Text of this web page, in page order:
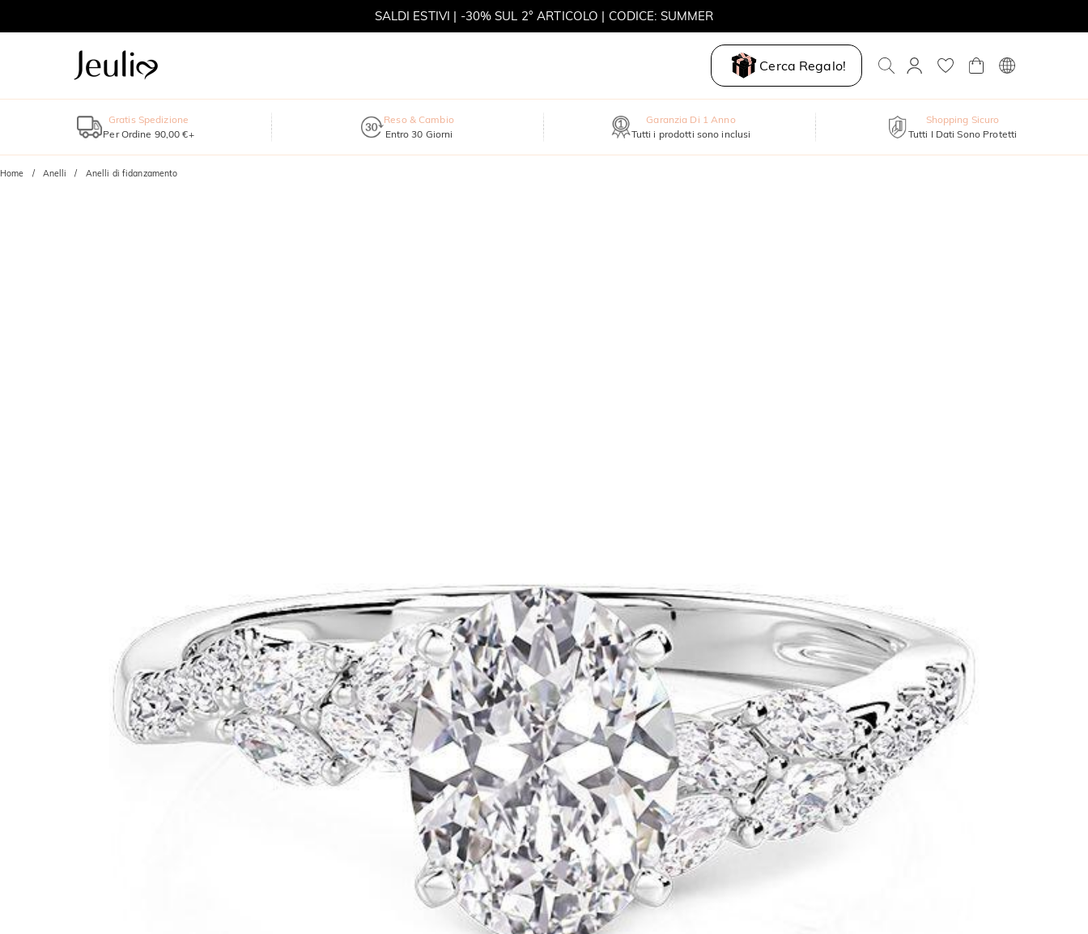
SALDI ESTIVI | -30% SUL 2° ARTICOLO | CODICE: SUMMER
Cerca Regalo!
Gratis Spedizione
Per Ordine 90,00 €+
Reso & Cambio
Entro 30 Giorni
Garanzia Di 1 Anno
Tutti i prodotti sono inclusi
Shopping Sicuro
Tutti I Dati Sono Protetti
Home Anelli Anelli di fidanzamento